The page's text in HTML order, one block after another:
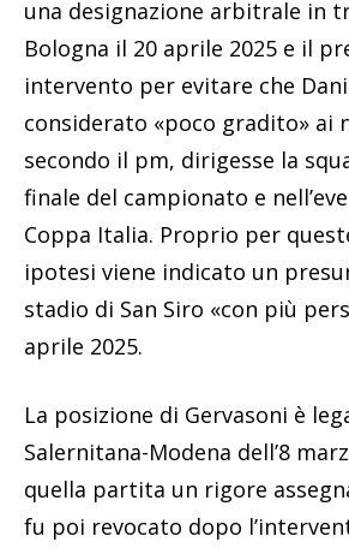
una designazione arbitrale in
Bologna il 20 aprile 2025 e il
intervento per evitare che
considerato «poco gradito» ai
secondo il pm, dirigesse la
finale del campionato e
Coppa Italia. Proprio per
ipotesi viene indicato un
stadio di San Siro «con più
aprile 2025.
La posizione di Gervasoni è
Salernitana-Modena dell’8
quella partita un rigore
fu poi revocato dopo